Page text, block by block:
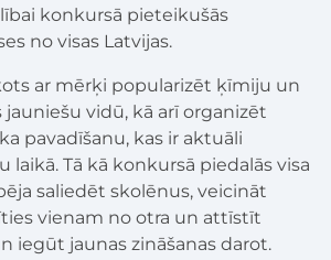
konkursā pieteikušās
no visas Latvijas.
ar mērķi popularizēt ķīmiju un
vidū, kā arī organizēt
pavadīšanu, kas ir aktuāli
laikā. Tā kā konkursā piedalās visa
saliedēt skolēnus, veicināt
vienam no otra un attīstīt
iegūt jaunas zināšanas darot.